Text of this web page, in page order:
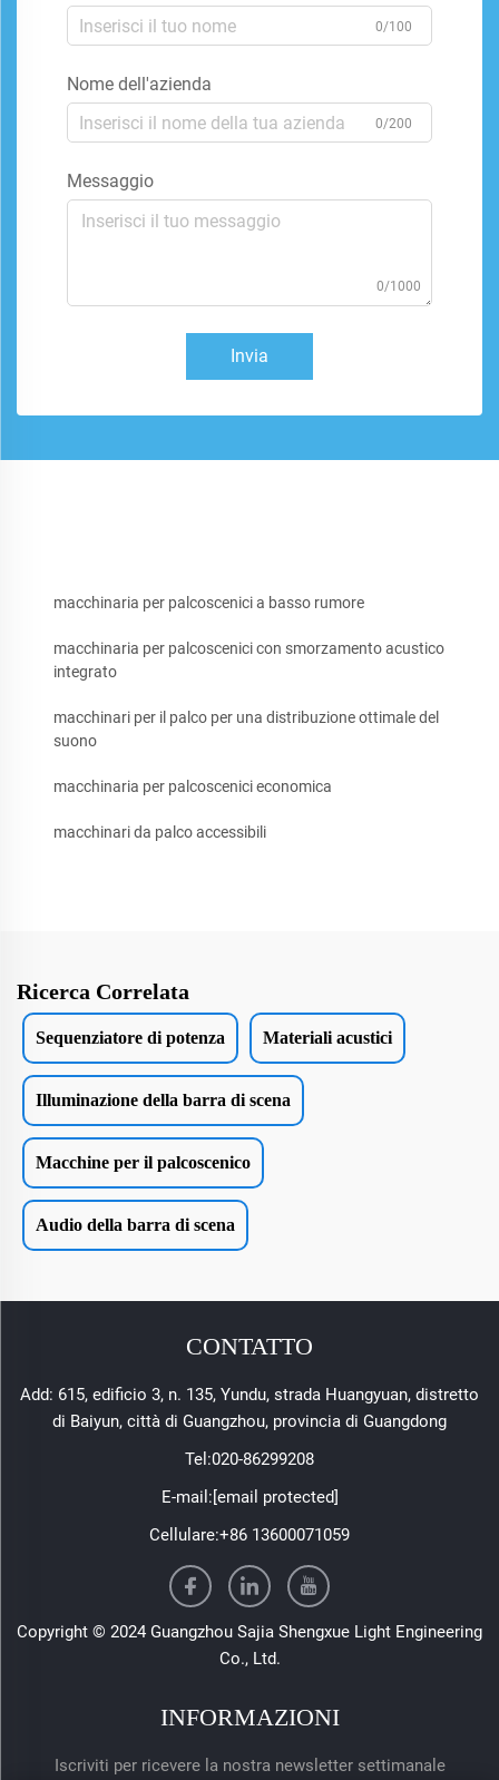
0/100
Nome dell'azienda
0/200
Messaggio
0/1000
Invia
macchinaria per palcoscenici a basso rumore
macchinaria per palcoscenici con smorzamento acustico
integrato
macchinari per il palco per una distribuzione ottimale del
suono
macchinaria per palcoscenici economica
macchinari da palco accessibili
Ricerca Correlata
Sequenziatore di potenza Materiali acustici
Illuminazione della barra di scena
Macchine per il palcoscenico
Audio della barra di scena
CONTATTO
Add: 615, edificio 3, n. 135, Yundu, strada Huangyuan, distretto
di Baiyun, città di Guangzhou, provincia di Guangdong
Tel:020-86299208
E-mail:[email protected]
Cellulare:+86 13600071059
Copyright © 2024 Guangzhou Sajia Shengxue Light Engineering
Co., Ltd.
INFORMAZIONI
Iscriviti per ricevere la nostra newsletter settimanale